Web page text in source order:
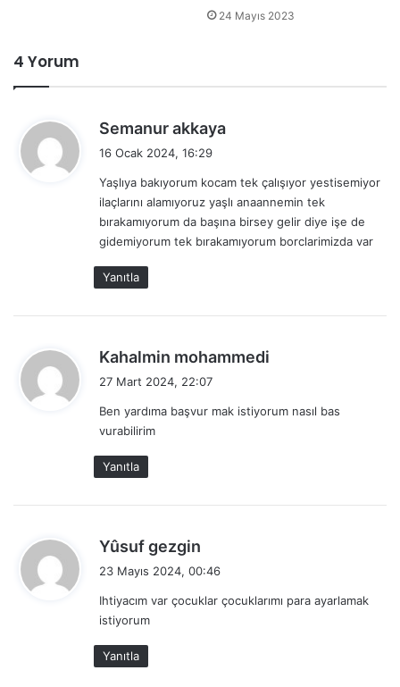
24 Mayıs 2023
4 Yorum
Semanur akkaya
i
k
i
:
16 Ocak 2024, 16:29
Yaşlıya bakıyorum kocam tek çalışıyor yestisemiyor
ilaçlarını alamıyoruz yaşlı anaannemin tek
bırakamıyorum da başına birsey gelir diye işe de
gidemiyorum tek bırakamıyorum borclarimizda var
Yanıtla
Kahalmin mohammedi
i
27 Mart 2024, 22:07
Ben yardıma başvur mak istiyorum nasıl bas
vurabilirim
Yanıtla
Yûsuf gezgin
i
23 Mayıs 2024, 00:46
Ihtiyacım var çocuklar çocuklarımı para ayarlamak
istiyorum
Yanıtla